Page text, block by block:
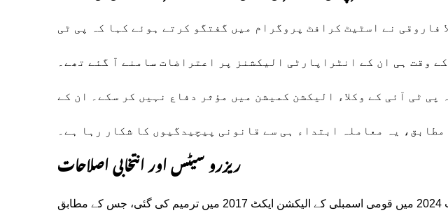
فاروقی نے اسٹیٹ کرافٹ پروگرام میں گفتگو کرتے ہوئے کہا کہ پی ٹی
وقت ہی ان کے انٹراپارٹی الیکشنز پر اعتراضات سامنے آ گئے تھے۔
پی ٹی آئی کے وکلاء الیکشن کمیشن میں مؤثر دفاع نہیں کر سکے۔ ان کے
مطابق، یہ معاملہ ابتداء ہی سے قانونی پیچیدگیوں کا شکار رہا ہے۔
ریزرو سیٹس اور انتخابی اصلاحات
شرمیلا فاروقی نے مزید کہا کہ اگست 2024 میں قومی اسمبلی کے الیکشن ایکٹ 2017 میں ترمیم کی گئی، جس کے مطابق